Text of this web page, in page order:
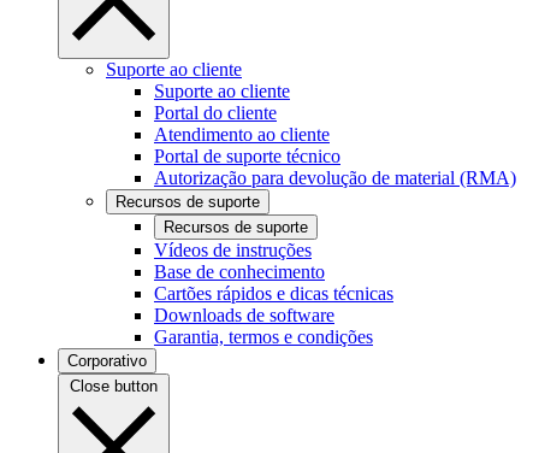
Suporte ao cliente
Suporte ao cliente
Portal do cliente
Atendimento ao cliente
Portal de suporte técnico
Autorização para devolução de material (RMA)
Recursos de suporte
Recursos de suporte
Vídeos de instruções
Base de conhecimento
Cartões rápidos e dicas técnicas
Downloads de software
Garantia, termos e condições
Corporativo
Close button